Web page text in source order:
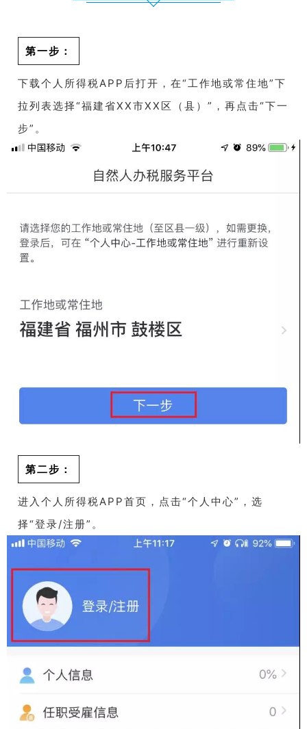
第一步：
下载个人所得税APP后打开，在“工作地或常住地”下
拉列表选择“福建省XX市XX区（县）”，再点击“下一
步”。
第二步：
进入个人所得税APP首页，点击“个人中心”，选
择“登录/注册”。